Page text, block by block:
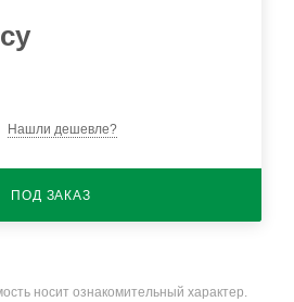
Нашли дешевле?
ПОД ЗАКАЗ
носит ознакомительный характер.